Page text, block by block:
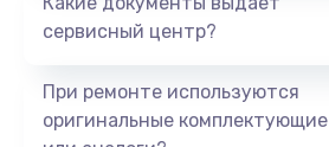
сервисный центр?
При ремонте используются
оригинальные комплектующие